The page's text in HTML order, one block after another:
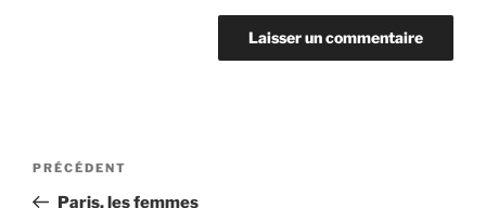
Navigation
Article
précédent
PRÉCÉDENT
Paris, les femmes